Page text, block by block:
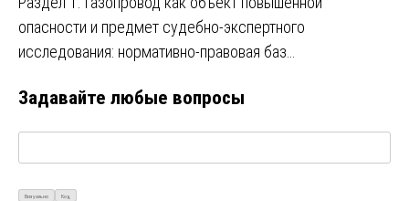
опасности и предмет судебно-экспертного
исследования: нормативно-правовая баз…
Задавайте любые вопросы
Визуально Код